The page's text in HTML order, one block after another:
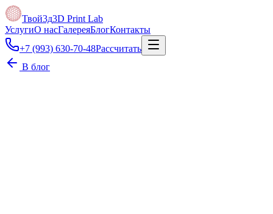
Твой3д3D Print Lab
УслугиО насГалереяБлогКонтакты
+7 (993) 630-70-48Рассчитать
В блог